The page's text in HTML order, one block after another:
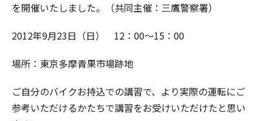
を開催いたしました。（共同主催：三鷹警察署）
2012年9月23日（日） 12：00～15：00
場所：東京多摩青果市場跡地
ご自分のバイクお持込での講習で、より実際の運転にご
参考いただけるかたちで講習をお受けいただけたと思い